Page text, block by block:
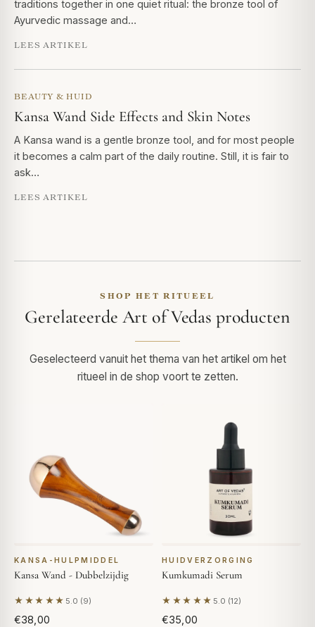
traditions together in one quiet ritual: the bronze tool of
Ayurvedic massage and…
LEES ARTIKEL
BEAUTY & HUID
Kansa Wand Side Effects and Skin Notes
A Kansa wand is a gentle bronze tool, and for most people
it becomes a calm part of the daily routine. Still, it is fair to
ask…
LEES ARTIKEL
SHOP HET RITUEEL
Gerelateerde Art of Vedas producten
Geselecteerd vanuit het thema van het artikel om het
ritueel in de shop voort te zetten.
KANSA-HULPMIDDEL
Kansa Wand - Dubbelzijdig
★★★★★ 5.0 (9)
Gebaseerd op 9 beoordelingen
€38,00
HUIDVERZORGING
Kumkumadi Serum
★★★★★ 5.0 (12)
Gebaseerd op 12
€35,00